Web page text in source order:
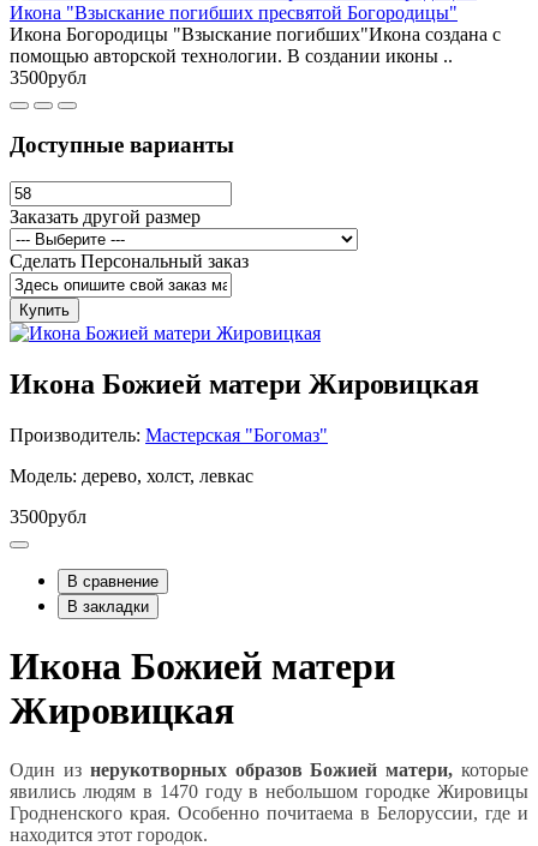
Икона "Взыскание погибших пресвятой Богородицы"
Икона Богородицы "Взыскание погибших"Икона создана с
помощью авторской технологии. В создании иконы ..
3500рубл
Доступные варианты
Заказать другой размер
Сделать Персональный заказ
Купить
Икона Божией матери Жировицкая
Производитель: Мастерская "Богомаз"
Модель: дерево, холст, левкас
3500рубл
В сравнение
В закладки
Икона Божией матери
Жировицкая
Один из нерукотворных образов Божией матери,которые
явились людям в 1470 году в небольшом городке Жировицы
Гродненского края. Особенно почитаема в Белоруссии, где и
находится этот городок.